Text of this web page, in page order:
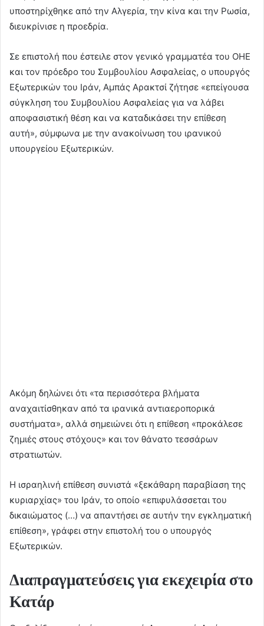
υποστηρίχθηκε από την Αλγερία, την κίνα και την Ρωσία,
διευκρίνισε η προεδρία.
Σε επιστολή που έστειλε στον γενικό γραμματέα του ΟΗΕ
και τον πρόεδρο του Συμβουλίου Ασφαλείας, ο υπουργός
Εξωτερικών του Ιράν, Αμπάς Αρακτσί ζήτησε «επείγουσα
σύγκληση του Συμβουλίου Ασφαλείας για να λάβει
αποφασιστική θέση και να καταδικάσει την επίθεση
αυτή», σύμφωνα με την ανακοίνωση του ιρανικού
υπουργείου Εξωτερικών.
Ακόμη δηλώνει ότι «τα περισσότερα βλήματα
αναχαιτίσθηκαν από τα ιρανικά αντιαεροπορικά
συστήματα», αλλά σημειώνει ότι η επίθεση «προκάλεσε
ζημιές στους στόχους» και τον θάνατο τεσσάρων
στρατιωτών.
Η ισραηλινή επίθεση συνιστά «ξεκάθαρη παραβίαση της
κυριαρχίας» του Ιράν, το οποίο «επιφυλάσσεται του
δικαιώματος (…) να απαντήσει σε αυτήν την εγκληματική
επίθεση», γράφει στην επιστολή του ο υπουργός
Εξωτερικών.
Διαπραγματεύσεις για εκεχειρία στο
Κατάρ